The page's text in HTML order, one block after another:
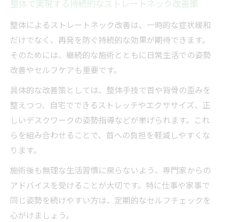
整体で実現する持続的なストレートネック改善策
整体によるストレートネック改善は、一時的な症状緩和
だけでなく、再発を防ぐ持続的な効果が期待できます。
そのためには、継続的な施術とともに日常生活での姿勢
改善やセルフケアも重要です。
具体的な改善策としては、整体手技で首や背骨の歪みを
整えつつ、自宅でできるストレッチやエクササイズ、正
しいデスクワークの姿勢指導などが挙げられます。これ
らを組み合わせることで、首への負担を軽減しやすくな
ります。
施術後も無理な生活習慣に戻らないよう、専門家からの
アドバイスを受けることが大切です。特に仕事や家事で
同じ姿勢を続けやすい方は、定期的なセルフチェックを
心がけましょう。